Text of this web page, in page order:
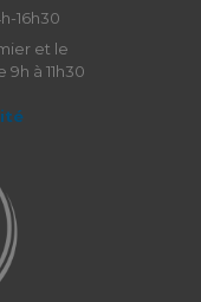
16h30
et le
à 11h30